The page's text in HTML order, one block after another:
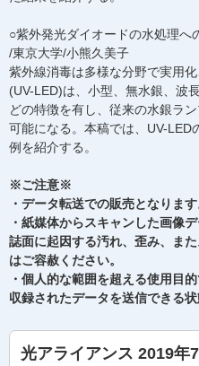
○紫外発光ダイオードの水処理へ
/東京大学/小熊久美子
紫外線消毒は多様な分野で実用
(UV-LED)は、小型、無水銀、波
どの特徴を有し、従来の水銀ラ
可能になる。本稿では、UV-
例を紹介する。
※ご注意※
・データ転送での販売となります
・紙媒体からスキャンした画像
誌面に起因する汚れ、歪み、ま
はご容赦ください。
・個人的な範囲を超える使用目
収録されたデータを送信できる
光アライアンス 2019年